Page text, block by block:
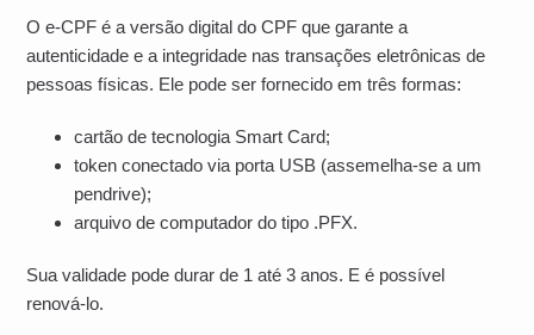
O e-CPF é a versão digital do CPF que garante a
autenticidade e a integridade nas transações eletrônicas de
pessoas físicas. Ele pode ser fornecido em três formas:
cartão de tecnologia Smart Card;
token conectado via porta USB (assemelha-se a um
pendrive);
arquivo de computador do tipo .PFX.
Sua validade pode durar de 1 até 3 anos. E é possível
renová-lo.